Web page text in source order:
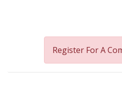
Register For A